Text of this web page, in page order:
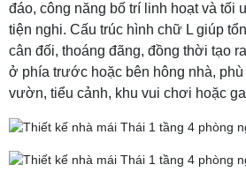
đáo, công năng bố trí linh hoạt và tối
tiện nghi. Cấu trúc hình chữ L giúp
cân đối, thoáng đãng, đồng thời tạo
ở phía trước hoặc bên hông nhà,
vườn, tiểu cảnh, khu vui chơi hoặc